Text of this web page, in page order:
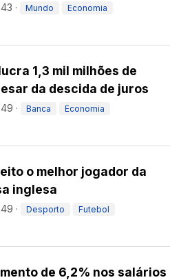
· Mundo Economia
1,3 mil milhões de
da descida de juros
· Banca Economia
o melhor jogador da
inglesa
· Desporto Futebol
de 6,2% nos salários